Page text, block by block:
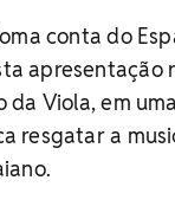
conta do
da Viola, em
resgatar a